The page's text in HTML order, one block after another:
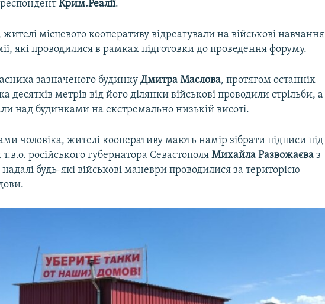
Крим.Реалії.
місцевого кооперативу відреагували на військові навчання
які проводилися в рамках підготовки до проведення форуму.
зазначеного будинкуДмитра Маслова, протягом останніх
десятків метрів від його ділянки військові проводили стрільби, а
над будинками на екстремально низькій висоті.
чоловіка, жителі кооперативу мають намір зібрати підписи під
російського губернатора СевастополяМихайла Развожаєва з
будь-які військові маневри проводилися за територією